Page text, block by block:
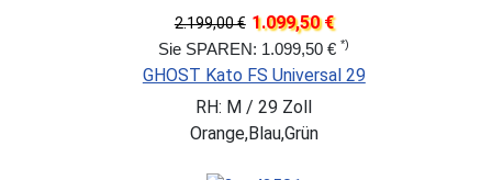
2.199,00 € 1.099,50 €
Sie SPAREN: 1.099,50 €*)
GHOST Kato FS Universal 29
RH: M / 29 Zoll
Orange,Blau,Grün